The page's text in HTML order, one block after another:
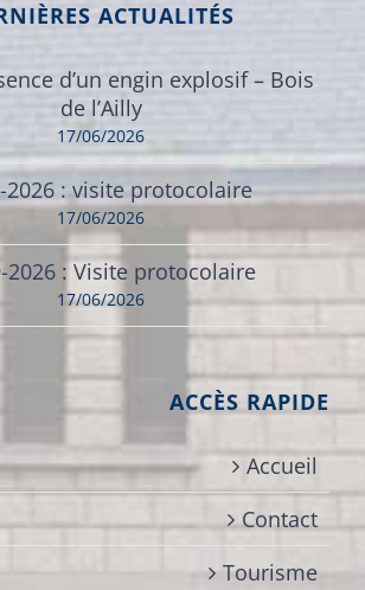
ACTUALITÉS
d’un engin explosif – Bois
de l’Ailly
17/06/2026
2026 : visite protocolaire
17/06/2026
2026 : Visite protocolaire
17/06/2026
ACCÈS RAPIDE
Accueil
Contact
Tourisme